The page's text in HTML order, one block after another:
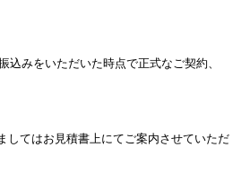
みをいただいた時点で正式なご契約、
てはお見積書上にてご案内させていただ